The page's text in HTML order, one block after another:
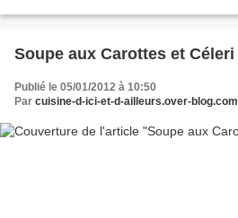
Soupe aux Carottes et Céleri
Publié le 05/01/2012 à 10:50
Par cuisine-d-ici-et-d-ailleurs.over-blog.com